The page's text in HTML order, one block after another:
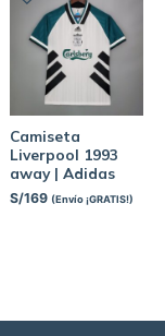
Camiseta
Liverpool 1993
away | Adidas
S/169 (Envío ¡GRATIS!)